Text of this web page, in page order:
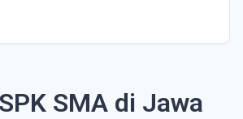
SMA di Jawa